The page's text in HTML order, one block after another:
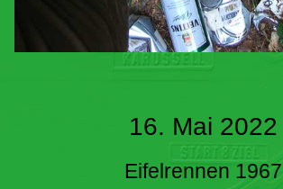
16. Mai 2022
Eifelrennen 1967